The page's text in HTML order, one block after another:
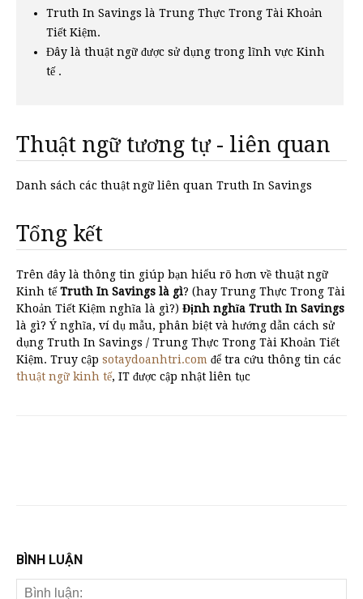
Truth In Savings là Trung Thực Trong Tài Khoản
Tiết Kiệm.
Đây là thuật ngữ được sử dụng trong lĩnh vực Kinh
tế .
Thuật ngữ tương tự - liên quan
Danh sách các thuật ngữ liên quan Truth In Savings
Tổng kết
Trên đây là thông tin giúp bạn hiểu rõ hơn về thuật ngữ
Kinh tếTruth In Savings là gì? (hay Trung Thực Trong Tài
Khoản Tiết Kiệm nghĩa là gì?) Định nghĩa Truth In Savings
là gì? Ý nghĩa, ví dụ mẫu, phân biệt và hướng dẫn cách sử
dụng Truth In Savings / Trung Thực Trong Tài Khoản Tiết
Kiệm. Truy cập sotaydoanhtri.com để tra cứu thông tin các
thuật ngữ kinh tế, IT được cập nhật liên tục
BÌNH LUẬN